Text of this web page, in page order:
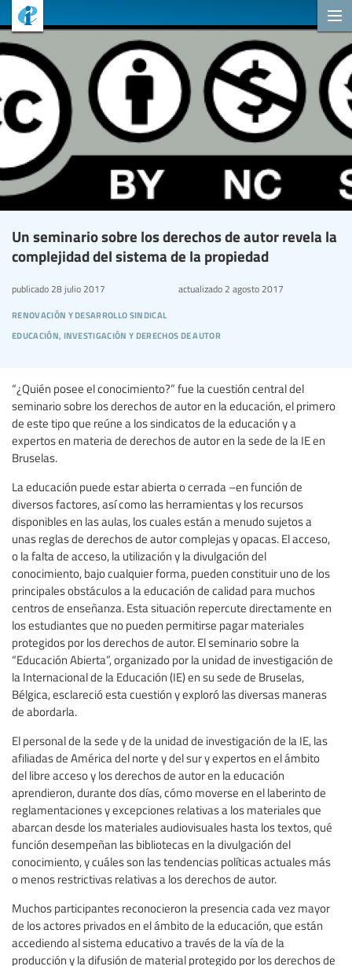
Un seminario sobre los derechos de autor revela la
complejidad del sistema de la propiedad
renovación y desarrollo sindical
educación, investigación y derechos de autor
publicado 28 julio 2017 actualizado2 agosto 2017
“¿Quién posee el conocimiento?” fue la cuestión central del
seminario sobre los derechos de autor en la educación, el primero
de este tipo que reúne a los sindicatos de la educación y a
expertos en materia de derechos de autor en la sede de la IE en
Bruselas.
La educación puede estar abierta o cerrada –en función de
diversos factores, así como las herramientas y los recursos
disponibles en las aulas, los cuales están a menudo sujetos a
unas reglas de derechos de autor complejas y opacas. El acceso,
o la falta de acceso, la utilización y la divulgación del
conocimiento, bajo cualquier forma, pueden constituir uno de los
principales obstáculos a la educación de calidad para muchos
centros de enseñanza. Esta situación repercute directamente en
los estudiantes que no pueden permitirse pagar materiales
protegidos por los derechos de autor. El seminario sobre la
“Educación Abierta”, organizado por la unidad de investigación de
la Internacional de la Educación (IE) en su sede de Bruselas,
Bélgica, esclareció esta cuestión y exploró las diversas maneras
de abordarla.
El personal de la sede y de la unidad de investigación de la IE, las
afiliadas de América del norte y del sur y expertos en el ámbito
del libre acceso y los derechos de autor en la educación
aprendieron, durante dos días, cómo moverse en el laberinto de
reglamentaciones y excepciones relativas a los materiales que
abarcan desde los materiales audiovisuales hasta los textos, qué
función desempeñan las bibliotecas en la divulgación del
conocimiento, y cuáles son las tendencias políticas actuales más
o menos restrictivas relativas a los derechos de autor.
Muchos participantes reconocieron la presencia cada vez mayor
de los actores privados en el ámbito de la educación, que están
accediendo al sistema educativo a través de la vía de la
producción y la difusión de material protegido por los derechos de